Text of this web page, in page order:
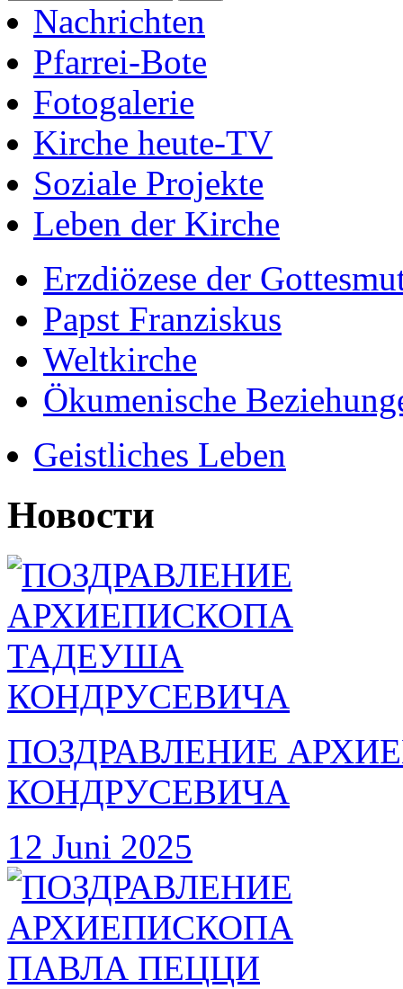
Nachrichten
Pfarrei-Bote
Fotogalerie
Kirche heute-TV
Soziale Projekte
Leben der Kirche
Erzdiözese der
Papst Franziskus
Weltkirche
Ökumenische
Geistliches Leben
Новости
ПОЗДРАВЛЕНИЕ
КОНДРУСЕВИЧА
12 Juni 2025